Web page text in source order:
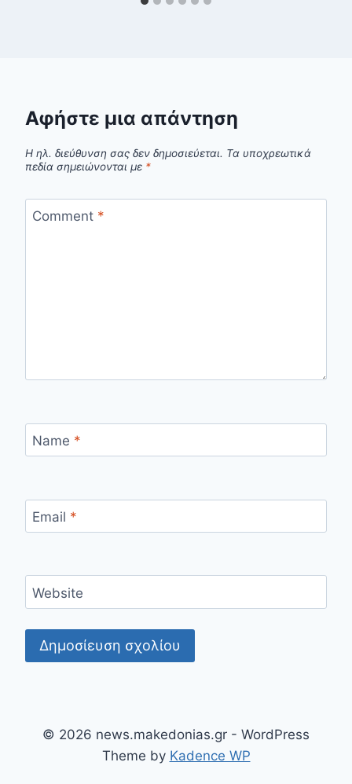
Αφήστε μια απάντηση
Η ηλ. διεύθυνση σας δεν δημοσιεύεται. Τα υποχρεωτικά
πεδία σημειώνονται με *
Comment *
Name *
Email *
Website
© 2026 news.makedonias.gr - WordPress
Theme by Kadence WP